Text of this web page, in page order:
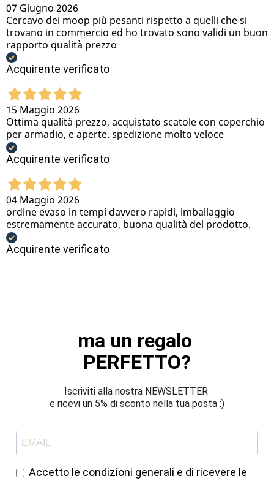
07 Giugno 2026
Cercavo dei moop più pesanti rispetto a quelli che si
trovano in commercio ed ho trovato sono validi un buon
rapporto qualità prezzo
Acquirente verificato
15 Maggio 2026
Ottima qualità prezzo, acquistato scatole con coperchio
per armadio, e aperte. spedizione molto veloce
Acquirente verificato
04 Maggio 2026
ordine evaso in tempi davvero rapidi, imballaggio
estremamente accurato, buona qualità del prodotto.
Acquirente verificato
ma un regalo
PERFETTO?
Iscriviti alla nostra NEWSLETTER
e ricevi un 5% di sconto nella tua posta :)
Accetto le condizioni generali e di ricevere le